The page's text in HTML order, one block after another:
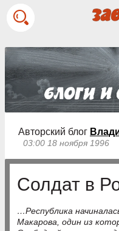
Авторский блог
03:00 18 ноября 1996
Солдат в
…Республика
Макарова, один из